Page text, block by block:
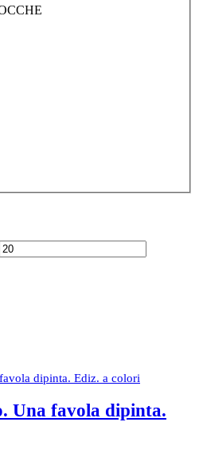
Prezzo
Max
Una favola dipinta.